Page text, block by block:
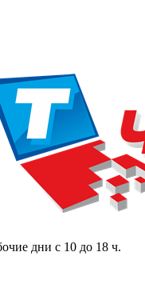
дни с 10 до 18 ч.